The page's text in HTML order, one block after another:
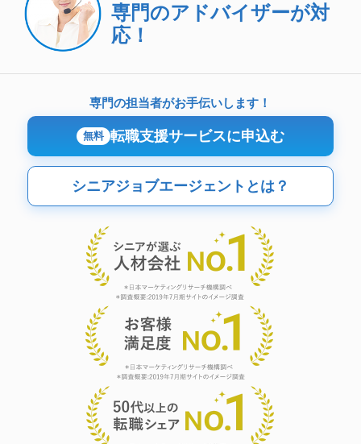
専門のアドバイザーが対
応！
専門の担当者がお手伝いします！
無料 転職支援サービスに申込む
シニアジョブエージェントとは？